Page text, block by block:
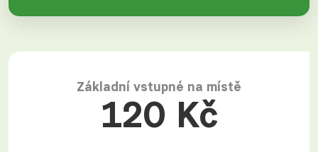
Základní vstupné na místě
120 Kč